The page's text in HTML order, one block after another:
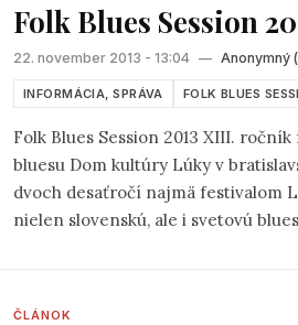
Jankovej kompánií (Kolegium) do
krátkej stal sa hrdým vlastníkom ich
Folk Blues Session
22. november 2013 - 13:04 — Anonymný
INFORMÁCIA, SPRÁVA FOLK BLUES
Folk Blues Session 2013 XIII. ročník festivalu bluesu a folk
bluesu Dom kultúry Lúky v bratislavskej Petržalke už vyše
dvoch desaťročí najmä festivalom
nielen slovenskú, ale i svetovú
ČLÁNOK